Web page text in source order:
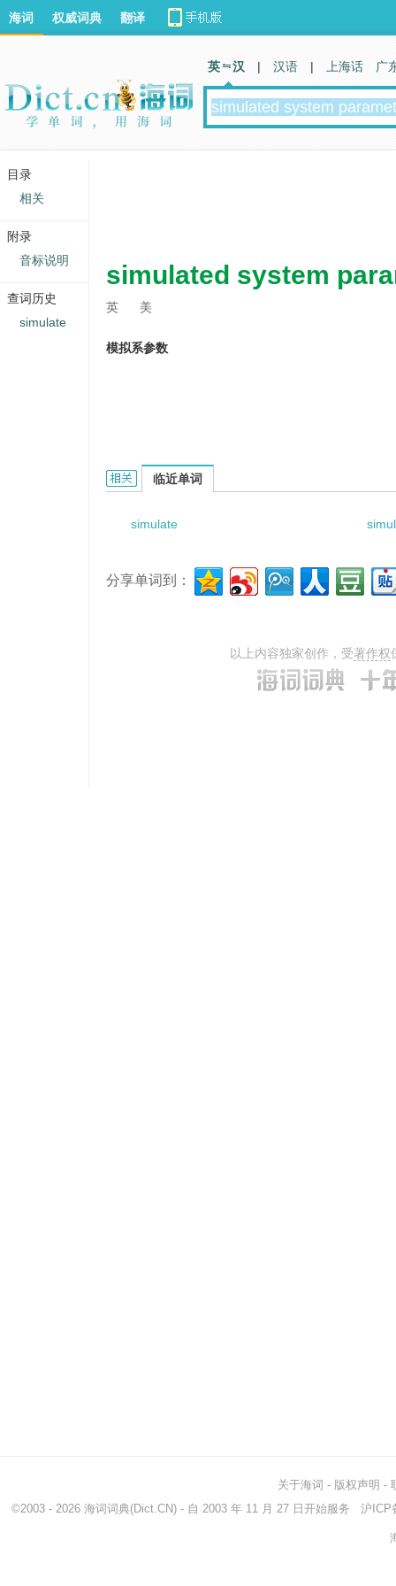
simulated system
英 美
模拟系参数
simulated system parameter的相关资料：
临近单词
simulate
分享单词到：
以上内容独家创作，受著作权
海词 权威词典 翻译
英 汉 | 汉语 | 上海话 广
关于海词 - 版权声明 -
©2003 - 2026 海词词典(Dict.CN) - 自 2003 年 11 月 27 日开始服务 沪ICP
目录
相关
附录
音标说明
查词历史
simulate